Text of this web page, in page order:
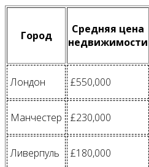
Город
Средняя цена
недвижимости
Лондон £550,000
Манчестер £230,000
Ливерпуль £180,000